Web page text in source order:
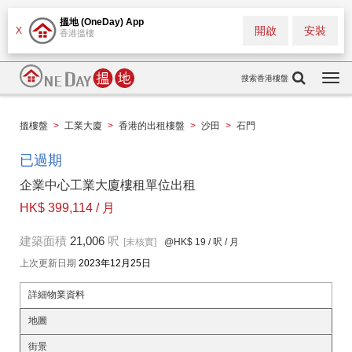
X
搵地 (OneDay) App
香港搵樓 安裝
開啟
搜索香港樓盤
搵樓盤 > 工業大廈 > 香港的出租樓盤 > 沙田 > 石門
已過期
企業中心工業大廈樓租單位出租
HK$ 399,114 / 月
建築面積 21,006 呎 [未核實] @HK$ 19 / 呎 / 月
上次更新日期 2023年12月25日
詳細物業資料
地圖
街景